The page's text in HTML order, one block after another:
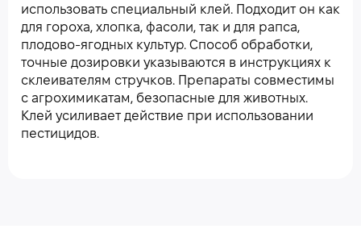
использовать специальный клей. Подходит он как
для гороха, хлопка, фасоли, так и для рапса,
плодово-ягодных культур. Способ обработки,
точные дозировки указываются в инструкциях к
склеивателям стручков. Препараты совместимы
с агрохимикатам, безопасные для животных.
Клей усиливает действие при использовании
пестицидов.